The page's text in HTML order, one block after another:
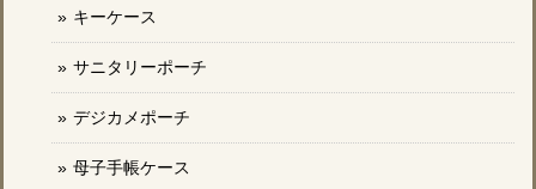
キーケース
サニタリーポーチ
デジカメポーチ
母子手帳ケース